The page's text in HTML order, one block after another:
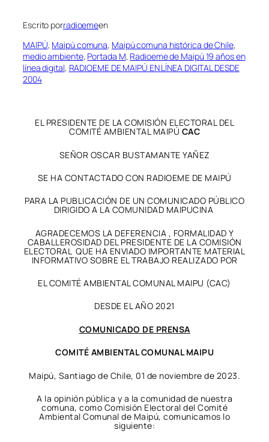
Escrito porradioemeen
MAIPÚ, Maipú comuna, Maipú comuna histórica de Chile
medio ambiente, Portada M, Radioeme de Maipú 19 años en
línea digital, RADIOEME DE MAIPÚ EN LÍNEA DIGITAL DESDE
2004
EL PRESIDENTE DE LA COMISIÓN ELECTORAL DEL
COMITÉ AMBIENTAL MAIPÚ CAC
SEÑOR OSCAR BUSTAMANTE YAÑEZ
SE HA CONTACTADO CON RADIOEME DE MAIPÚ
PARA LA PUBLICACIÓN DE UN COMUNICADO PÚBLICO
DIRIGIDO A LA COMUNIDAD MAIPUCINA
AGRADECEMOS LA DEFERENCIA , FORMALIDAD Y
CABALLEROSIDAD DEL PRESIDENTE DE LA COMISIÓN
ELECTORAL QUE HA ENVIADO IMPORTANTE MATERIAL
INFORMATIVO SOBRE EL TRABAJO REALIZADO POR
EL COMITÉ AMBIENTAL COMUNAL MAIPU (CAC)
DESDE EL AÑO 2021
COMUNICADO DE PRENSA
COMITÉ AMBIENTAL COMUNAL MAIPU
Maipú, Santiago de Chile, 01 de noviembre de 2023.
A la opinión pública y a la comunidad de nuestra
comuna, como Comisión Electoral del Comité
Ambiental Comunal de Maipú, comunicamos lo
siguiente: